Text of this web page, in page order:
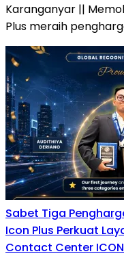
Karanganyar ||
Plus meraih
Sabet Tiga
Icon Plus Perkuat
Contact Center